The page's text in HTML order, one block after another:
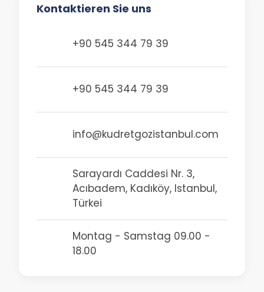
Kontaktieren Sie uns
+90 545 344 79 39
+90 545 344 79 39
info@kudretgozistanbul.com
Sarayardı Caddesi Nr. 3,
Acıbadem, Kadıköy, Istanbul,
Türkei
Montag - Samstag 09.00 -
18.00